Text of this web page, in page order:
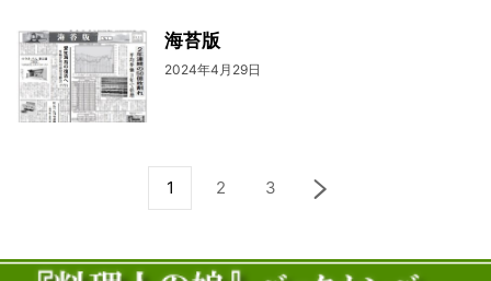
海苔版
2024年4月29日
1 2 3